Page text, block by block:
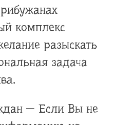
комплекс
разыскать
задача
— Если Вы не